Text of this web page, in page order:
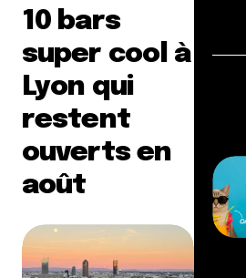
10 bars
super cool à
Lyon qui
restent
ouverts en
août